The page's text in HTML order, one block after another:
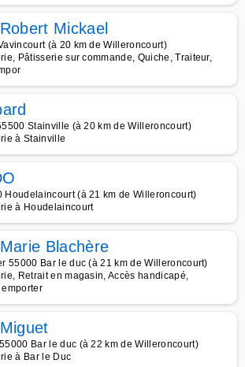
Mickael
(à 20 km de Willeroncourt)
Pâtisserie sur commande, Quiche, Traiteur,
Stainville (à 20 km de Willeroncourt)
à Stainville
Houdelaincourt (à 21 km de Willeroncourt)
à Houdelaincourt
Blachère
55000 Bar le duc (à 21 km de Willeroncourt)
Retrait en magasin, Accès handicapé,
Bar le duc (à 22 km de Willeroncourt)
à Bar le Duc